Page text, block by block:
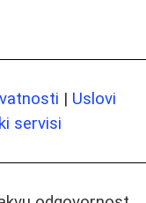
| Uslovi
servisi